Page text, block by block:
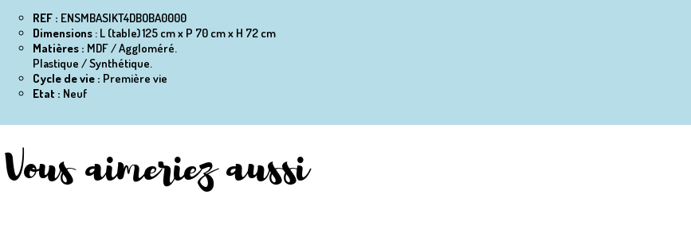
REF : ENSMBASIKT4DBOBA0000
Dimensions: L (table) 125 cm x P 70 cm x H 72 cm
Matières : MDF / Aggloméré.
Plastique / Synthétique.
Cycle de vie : Première vie
Etat : Neuf
Vous aimeriez aussi